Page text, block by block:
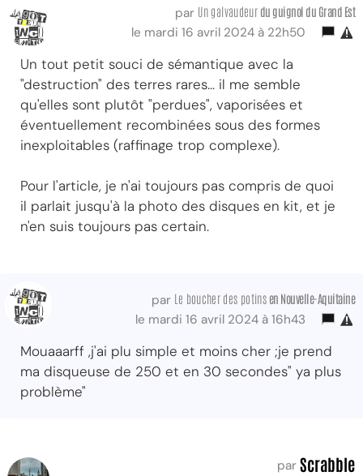
par Un galvaudeur du guignol du Grand Est
le mardi 16 avril 2024 à 22h50
Un tout petit souci de sémantique avec la
"destruction" des terres rares... il me semble
qu'elles sont plutôt "perdues", vaporisées et
éventuellement recombinées sous des formes
inexploitables (raffinage trop complexe).
Pour l'article, je n'ai toujours pas compris de quoi
il parlait jusqu'à la photo des disques en kit, et je
n'en suis toujours pas certain.
par Le boucher des potins en Nouvelle-Aquitaine
le mardi 16 avril 2024 à 16h43
Mouaaarff ,j'ai plu simple et moins cher ;je prend
ma disqueuse de 250 et en 30 secondes" ya plus
problème"
par Scrabble